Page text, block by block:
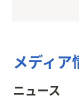
メディア
ニュース